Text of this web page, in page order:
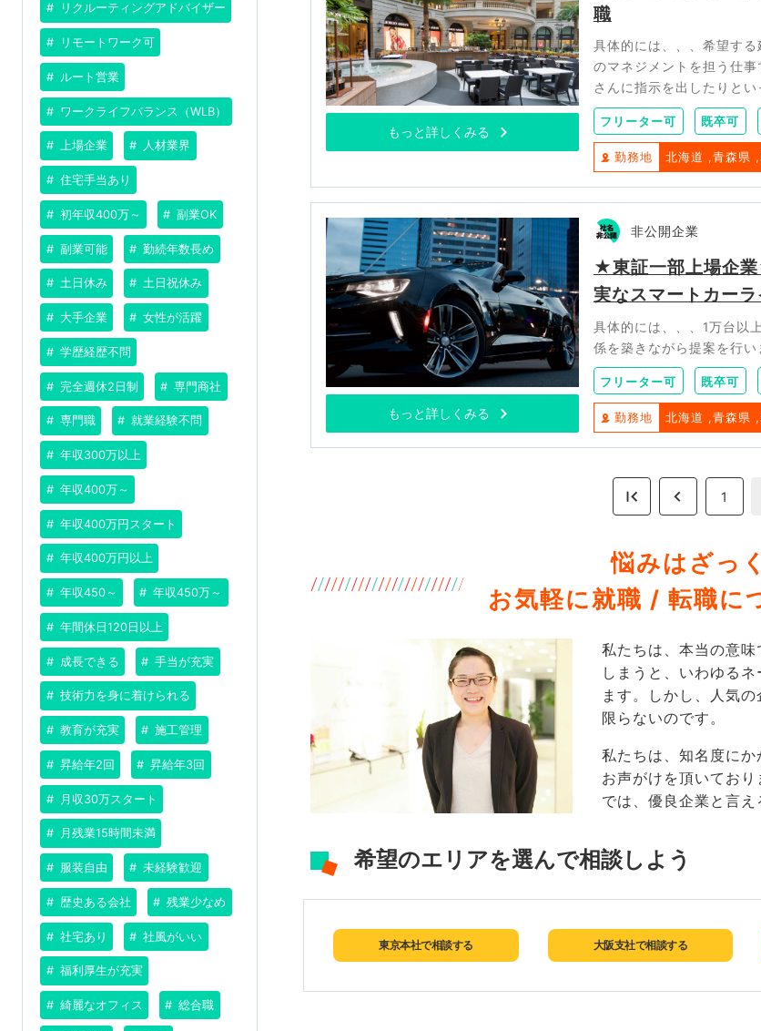
リクルーティングアドバイザー
リモートワーク可
ルート営業
ワークライフバランス（WLB）
上場企業 人材業界
住宅手当あり
初年収400万～ 副業OK
副業可能 勤続年数長め
土日休み 土日祝休み
大手企業 女性が活躍
学歴経歴不問
完全週休2日制 専門商社
専門職 就業経験不問
年収300万以上
年収400万～
年収400万円スタート
年収400万円以上
年収450～ 年収450万～
年間休日120日以上
成長できる 手当が充実
技術力を身に着けられる
教育が充実 施工管理
昇給年2回 昇給年3回
月収30万スタート
月残業15時間未満
服装自由 未経験歓迎
歴史ある会社 残業少なめ
社宅あり 社風がいい
福利厚生が充実
綺麗なオフィス 総合職
もっと詳しくみる
職
具体的には、、、希望す
のマネジメントを担う仕
さんに指示を出したりと
フリーター可 既卒可
勤務地 北海道 青森県
もっと詳しくみる
非公開企業
★東証一部上場企
実なスマートカー
具体的には、、、1万台以
係を築きながら提案を行い
フリーター可 既卒可
勤務地 北海道 青森県
1
悩みはざっ
お気軽に就職 / 転職に
私たちは、本当の意
しまうと、いわゆる
ます。しかし、人気
限らないのです。
私たちは、知名度に
お声がけを頂いてお
では、優良企業と言え
希望のエリアを選んで相談しよう
東京本社で相談する 大阪支社で相談する